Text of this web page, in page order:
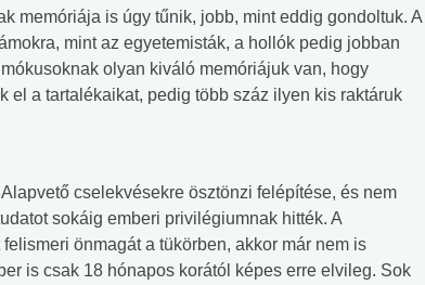
memóriája is úgy tűnik, jobb, mint eddig gondoltuk. A
mint az egyetemisták, a hollók pedig jobban
olyan kiváló memóriájuk van, hogy
el a tartalékaikat, pedig több száz ilyen kis raktáruk
cselekvésekre ösztönzi felépítése, és nem
sokáig emberi privilégiumnak hitték. A
önmagát a tükörben, akkor már nem is
is csak 18 hónapos korától képes erre elvileg. Sok